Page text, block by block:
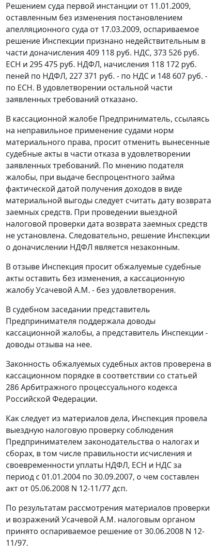
Решением суда первой инстанции от 11.01.2009,
оставленным без изменения постановлением
апелляционного суда от 17.03.2009, оспариваемое
решение Инспекции признано недействительным в
части доначисления 409 118 руб. НДС, 373 526 руб.
ЕСН и 295 475 руб. НДФЛ, начисления 118 172 руб.
пеней по НДФЛ, 227 371 руб. - по НДС и 148 607 руб. -
по ЕСН. В удовлетворении остальной части
заявленных требований отказано.
В кассационной жалобе Предприниматель, ссылаясь
на неправильное применение судами норм
материального права, просит отменить вынесенные
судебные акты в части отказа в удовлетворении
заявленных требований. По мнению подателя
жалобы, при выдаче беспроцентного займа
фактической датой получения доходов в виде
материальной выгоды следует считать дату возврата
заемных средств. При проведении выездной
налоговой проверки дата возврата заемных средств
не установлена. Следовательно, решение Инспекции
о доначислении НДФЛ является незаконным.
В отзыве Инспекция просит обжалуемые судебные
акты оставить без изменения, а кассационную
жалобу Усачевой А.М. - без удовлетворения.
В судебном заседании представитель
Предпринимателя поддержала доводы
кассационной жалобы, а представитель Инспекции -
доводы отзыва на нее.
Законность обжалуемых судебных актов проверена в
кассационном порядке в соответствии со статьей
286Арбитражного процессуального кодекса
Российской Федерации.
Как следует из материалов дела, Инспекция провела
выездную налоговую проверку соблюдения
Предпринимателем законодательства о налогах и
сборах, в том числе правильности исчисления и
своевременности уплаты НДФЛ, ЕСН и НДС за
период с 01.01.2004 по 30.09.2007, о чем составлен
акт от 05.06.2008 N 12-11/77 дсп.
По результатам рассмотрения материалов проверки
и возражений Усачевой А.М. налоговым органом
принято оспариваемое решение от 30.06.2008 N 12-
11/97.